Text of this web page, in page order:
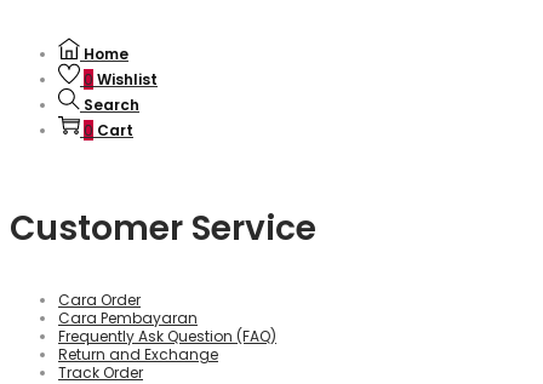
Home
0 Wishlist
Search
0 Cart
Customer Service
Cara Order
Cara Pembayaran
Frequently Ask Question (FAQ)
Return and Exchange
Track Order